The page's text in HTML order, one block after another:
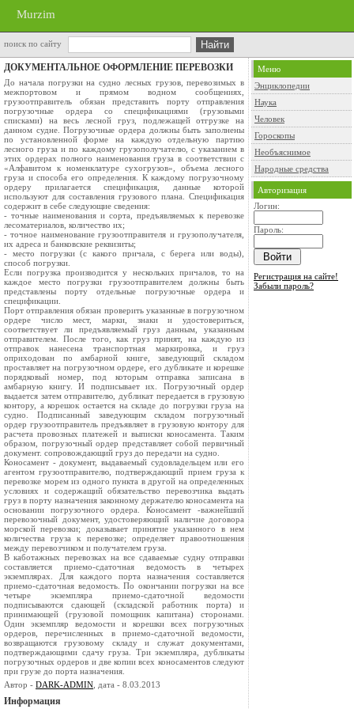
Murzim
поиск по сайту
ДОКУМЕНТАЛЬНОЕ ОФОРМЛЕНИЕ ПЕРЕВОЗКИ
До начала погрузки на судно лесных грузов, перевозимых в
межпортовом и прямом водном сообщениях,
грузоотправитель обязан представить порту отправления
погрузочные ордера со спецификациями (грузовыми
списками) на весь лесной груз, подлежащей отгрузке на
данном судне. Погрузочные ордера должны быть заполнены
по установленной форме на каждую отдельную партию
лесного груза и по каждому грузополучателю, с указанием в
этих ордерах полного наименования груза в соответствии с
«Алфавитом к номенклатуре сухогрузов», объема лесного
груза и способа его определения. К каждому погрузочному
ордеру прилагается спецификация, данные которой
используют для составления грузового плана. Спецификация
содержит в себе следующие сведения:
- точные наименования и сорта, предъявляемых к перевозке
лесоматериалов, количество их;
- точное наименование грузоотправителя и грузополучателя,
их адреса и банковские реквизиты;
- место погрузки (с какого причала, с берега или воды),
способ погрузки.
Если погрузка производится у нескольких причалов, то на
каждое место погрузки грузоотправителем должны быть
представлены порту отдельные погрузочные ордера и
спецификации.
Порт отправления обязан проверить указанные в погрузочном
ордере число мест, марки, знаки и удостовериться,
соответствует ли предъявляемый груз данным, указанным
отправителем. После того, как груз принят, на каждую из
отправок нанесена транспортная маркировка, и груз
оприходован по амбарной книге, заведующий складом
проставляет на погрузочном ордере, его дубликате и корешке
порядковый номер, под которым отправка записана в
амбарную книгу. И подписывает их. Погрузочный ордер
выдается затем отправителю, дубликат передается в грузовую
контору, а корешок остается на складе до погрузки груза на
судно. Подписанный заведующим складом погрузочный
ордер грузоотправитель предъявляет в грузовую контору для
расчета провозных платежей и выписки коносамента. Таким
образом, погрузочный ордер представляет собой первичный
документ. сопровождающий груз до передачи на судно.
Коносамент - документ, выдаваемый судовладельцем или его
агентом грузоотправителю, подтверждающий прием груза к
перевозке морем из одного пункта в другой на определенных
условиях и содержащий обязательство перевозчика выдать
груз в порту назначения законному держателю коносамента на
основании погрузочного ордера. Коносамент -важнейший
перевозочный документ, удостоверяющий наличие договора
морской перевозки; доказывает принятие указанного в нем
количества груза к перевозке; определяет правоотношения
между перевозчиком и получателем груза.
В каботажных перевозках на все сдаваемые судну отправки
составляется приемо-сдаточная ведомость в четырех
экземплярах. Для каждого порта назначения составляется
приемо-сдаточная ведомость. По окончании погрузки на все
четыре экземпляра приемо-сдаточной ведомости
подписываются сдающей (складской работник порта) и
принимающей (грузовой помощник капитана) сторонами.
Один экземпляр ведомости и корешки всех погрузочных
ордеров, перечисленных в приемо-сдаточной ведомости,
возвращаются грузовому складу и служат документами,
подтверждающими сдачу груза. Три экземпляра, дубликаты
погрузочных ордеров и две копии всех коносаментов следуют
при грузе до порта назначения.
Автор - DARK-ADMIN , дата - 8.03.2013
Информация
Меню
Энциклопедии
Наука
Человек
Гороскопы
Необъяснимое
Народные средства
Авторизация
Логин:
Пароль:
Регистрация на сайте!
Забыли пароль?